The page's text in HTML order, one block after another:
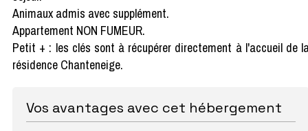
Animaux admis avec supplément.
Appartement NON FUMEUR.
Petit + : les clés sont à récupérer directement à l'accueil de
résidence Chanteneige.
Vos avantages avec cet hébergement